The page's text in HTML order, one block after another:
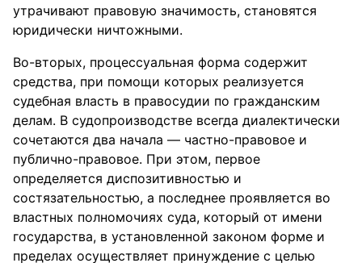
утрачивают правовую значимость, становятся
юридически ничтожными.
Во-вторых, процессуальная форма содержит
средства, при помощи которых реализуется
судебная власть в правосудии по гражданским
делам. В судопроизводстве всегда диалектически
сочетаются два начала — частно-правовое и
публично-правовое. При этом, первое
определяется диспозитивностью и
состязательностью, а последнее проявляется во
властных полномочиях суда, который от имени
государства, в установленной законом форме и
пределах осуществляет принуждение с целью